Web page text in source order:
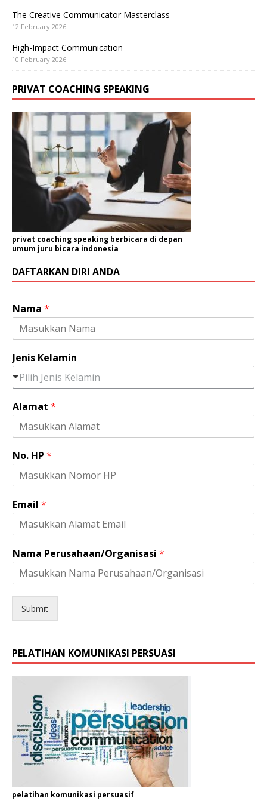
The Creative Communicator Masterclass
12 February 2026
High-Impact Communication
10 February 2026
PRIVAT COACHING SPEAKING
privat coaching speaking berbicara di depan
umum juru bicara indonesia
DAFTARKAN DIRI ANDA
Nama *
Jenis Kelamin
Pilih Jenis Kelamin
Alamat *
No. HP *
Email *
H
P
l
a
a
a
m
a
Nama Perusahaan/Organisasi *
Submit
PELATIHAN KOMUNIKASI PERSUASI
pelatihan komunikasi persuasif